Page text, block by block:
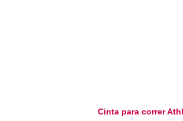
Cinta para correr